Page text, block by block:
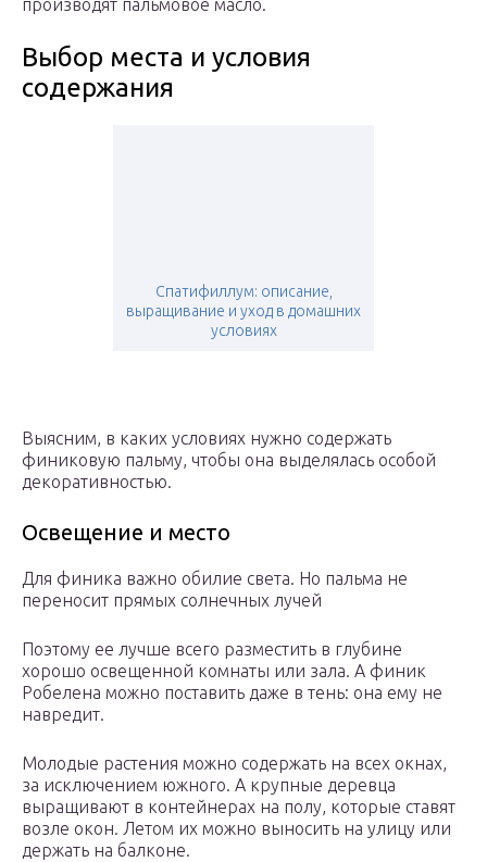
производят пальмовое масло.
Выбор места и условия
содержания
Спатифиллум: описание,
выращивание и уход в домашних
условиях
Выясним, в каких условиях нужно содержать
финиковую пальму, чтобы она выделялась особой
декоративностью.
Освещение и место
Для финика важно обилие света. Но пальма не
переносит прямых солнечных лучей
Поэтому ее лучше всего разместить в глубине
хорошо освещенной комнаты или зала. А финик
Робелена можно поставить даже в тень: она ему не
навредит.
Молодые растения можно содержать на всех окнах,
за исключением южного. А крупные деревца
выращивают в контейнерах на полу, которые ставят
возле окон. Летом их можно выносить на улицу или
держать на балконе.